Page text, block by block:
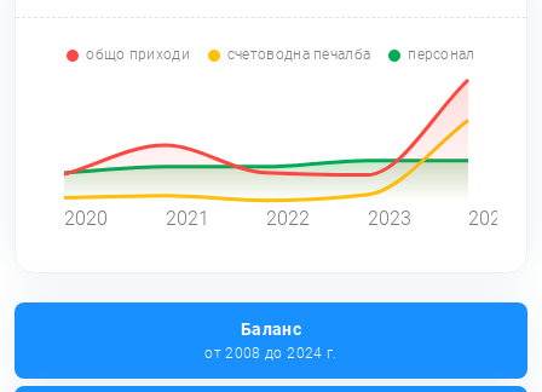
общо приходи счетоводна печалба персонал
2020 2021 2022 2023 2024
Баланс
от 2008 до 2024 г.